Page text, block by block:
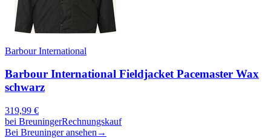
Barbour International
Barbour International Fieldjacket Pacemaster Wax
schwarz
319,99 €
bei BreuningerRechnungskauf
Bei Breuninger ansehen →